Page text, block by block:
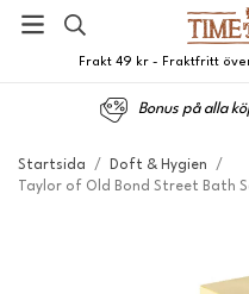
Frakt 49 kr - Fraktfritt
Bonus på alla
Startsida / Doft & Hygien
/
Taylor of Old Bond Street Bath